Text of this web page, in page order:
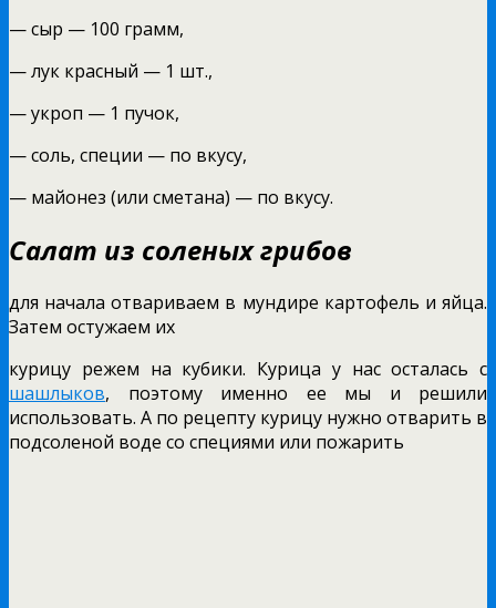
— сыр — 100 грамм,
— лук красный — 1 шт.,
— укроп — 1 пучок,
— соль, специи — по вкусу,
— майонез (или сметана) — по вкусу.
Салат из соленых грибов
для начала отвариваем в мундире картофель и яйца.
Затем остужаем их
курицу режем на кубики. Курица у нас осталась с
шашлыков, поэтому именно ее мы и решили
использовать. А по рецепту курицу нужно отварить в
подсоленой воде со специями или пожарить